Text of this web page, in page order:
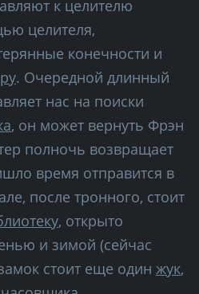
к целителю
целителя,
конечности и
. Очередной длинный
нас на поиски
, он может вернуть Фрэн
полночь возвращает
время отправится в
после тронного, стоит
, открыто
и зимой (сейчас
стоит еще один жук,